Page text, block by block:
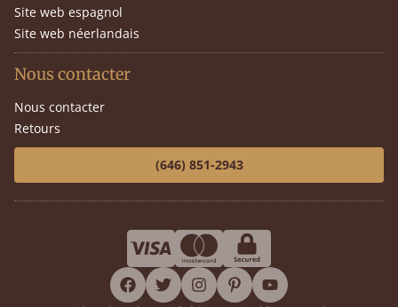
Site web espagnol
Site web néerlandais
Nous contacter
Nous contacter
Retours
(646) 851-2943
facebook
twitterinstagram
pinterestyoutube